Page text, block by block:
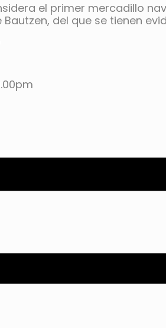
el primer mercadillo
del que se tienen